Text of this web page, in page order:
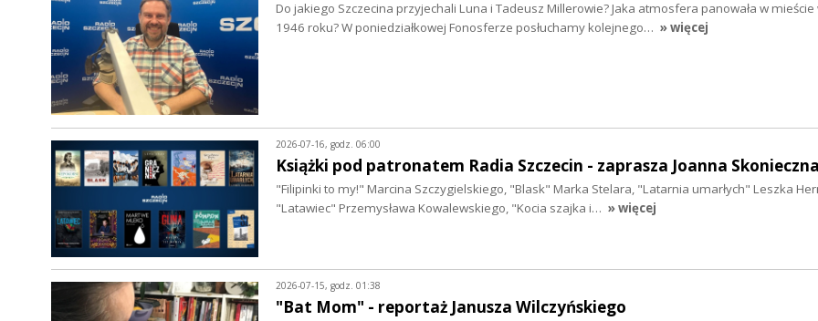
Do jakiego Szczecina przyjechali Luna i Tadeusz Millerowie? Jaka atmosfera panowała w
1946 roku? W poniedziałkowej Fonosferze posłuchamy kolejnego… » więcej
2026-07-16, godz. 06:00
Książki pod patronatem Radia Szczecin - zaprasza Joanna Skonieczna
"Filipinki to my!" Marcina Szczygielskiego, "Blask" Marka Stelara, "Latarnia umarłych" Leszka
"Latawiec" Przemysława Kowalewskiego, "Kocia szajka i… » więcej
2026-07-15, godz. 01:38
"Bat Mom" - reportaż Janusza Wilczyńskiego